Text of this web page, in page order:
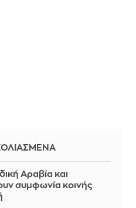
Αραβία και
συμφωνία κοινής